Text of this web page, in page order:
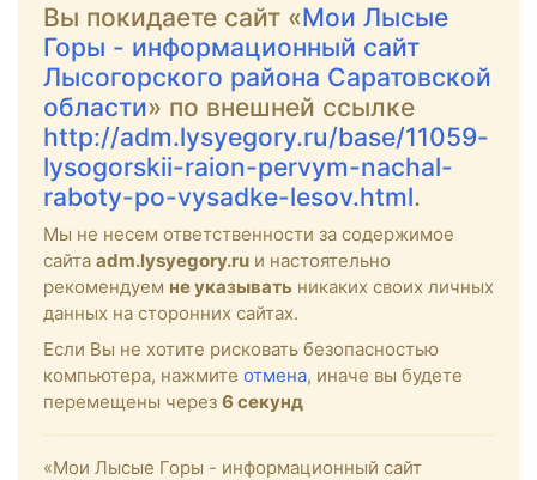
Вы покидаете сайт «Мои Лысые
Горы - информационный сайт
Лысогорского района Саратовской
области» по внешней ссылке
http://adm.lysyegory.ru/base/11059-
lysogorskii-raion-pervym-nachal-
raboty-po-vysadke-lesov.html.
Мы не несем ответственности за содержимое
сайта adm.lysyegory.ru и настоятельно
рекомендуем не указывать никаких своих личных
данных на сторонних сайтах.
Если Вы не хотите рисковать безопасностью
компьютера, нажмите отмена, иначе вы будете
перемещены через 5 секунд
«Мои Лысые Горы - информационный сайт